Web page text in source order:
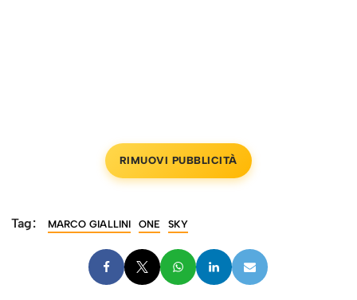
RIMUOVI PUBBLICITÀ
Tag: MARCO GIALLINI ONE SKY